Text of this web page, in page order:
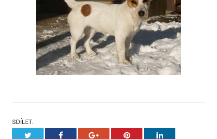
SDÍLET.
Facebook Google+ Pinterest LinkedIn